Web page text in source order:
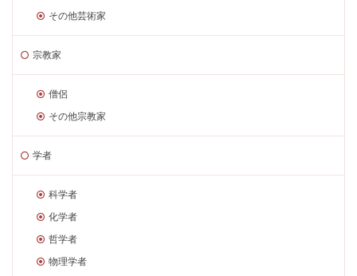
その他芸術家
宗教家
僧侶
その他宗教家
学者
科学者
化学者
哲学者
物理学者